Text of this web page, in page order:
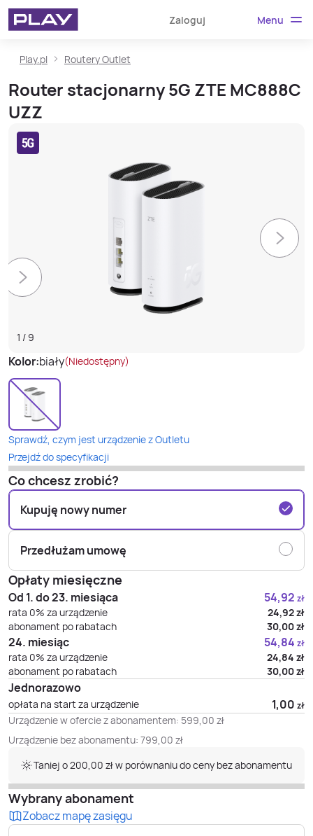
Zaloguj Menu
Play.pl Routery Outlet
Router stacjonarny 5G ZTE MC888C
UZZ
1 / 9
Kolor:biały(Niedostępny)
Sprawdź, czym jest urządzenie z Outletu
Przejdź do specyfikacji
Co chcesz zrobić?
Kupuję nowy numer
Przedłużam umowę
Opłaty miesięczne
Od 1. do 23. miesiąca 54,92 zł
rata 0% za urządzenie 24,92zł
abonament po rabatach
30,00zł
24. miesiąc 54,84 zł
rata 0% za urządzenie 24,84 zł
abonament po rabatach
30,00zł
Jednorazowo
opłata na start za urządzenie 1,00 zł
Urządzenie w ofercie z abonamentem: 599,00 zł
Urządzenie bez abonamentu: 799,00 zł
Taniej o 200,00 zł w porównaniu do ceny bez abonamentu
Wybrany abonament
Zobacz mapę zasięgu